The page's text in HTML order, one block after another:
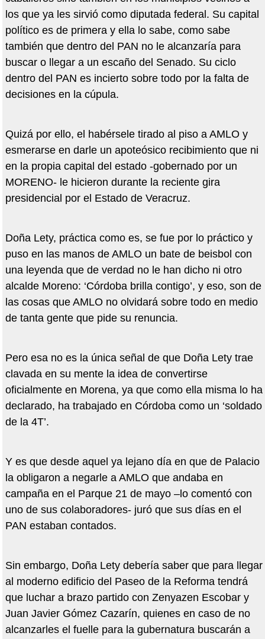
los que ya les sirvió como diputada federal. Su capital
político es de primera y ella lo sabe, como sabe
también que dentro del PAN no le alcanzaría para
buscar o llegar a un escaño del Senado. Su ciclo
dentro del PAN es incierto sobre todo por la falta de
decisiones en la cúpula.
Quizá por ello, el habérsele tirado al piso a AMLO y
esmerarse en darle un apoteósico recibimiento que ni
en la propia capital del estado -gobernado por un
MORENO- le hicieron durante la reciente gira
presidencial por el Estado de Veracruz.
Doña Lety, práctica como es, se fue por lo práctico y
puso en las manos de AMLO un bate de beisbol con
una leyenda que de verdad no le han dicho ni otro
alcalde Moreno: ‘Córdoba brilla contigo’, y eso, son de
las cosas que AMLO no olvidará sobre todo en medio
de tanta gente que pide su renuncia.
Pero esa no es la única señal de que Doña Lety trae
clavada en su mente la idea de convertirse
oficialmente en Morena, ya que como ella misma lo ha
declarado, ha trabajado en Córdoba como un ‘soldado
de la 4T’.
Y es que desde aquel ya lejano día en que de Palacio
la obligaron a negarle a AMLO que andaba en
campaña en el Parque 21 de mayo –lo comentó con
uno de sus colaboradores- juró que sus días en el
PAN estaban contados.
Sin embargo, Doña Lety debería saber que para llegar
al moderno edificio del Paseo de la Reforma tendrá
que luchar a brazo partido con Zenyazen Escobar y
Juan Javier Gómez Cazarín, quienes en caso de no
alcanzarles el fuelle para la gubernatura buscarán a